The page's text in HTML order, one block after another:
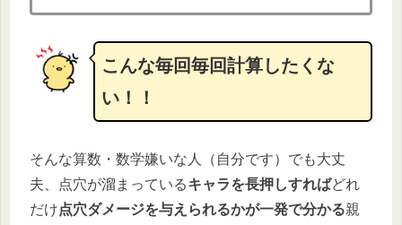
こんな毎回毎回計算したくな
い！！
そんな算数・数学嫌いな人（自分です）でも大丈
夫、点穴が溜まっているキャラを長押しすればどれ
だけ点穴ダメージを与えられるかが一発で分かる親